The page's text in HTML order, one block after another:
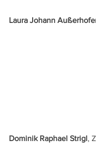
Laura Johann
Dominik Raphael Strigl,